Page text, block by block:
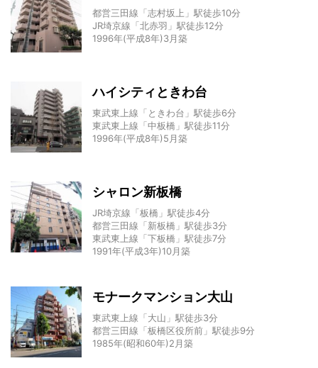
都営三田線「志村坂上」駅徒歩10分
JR埼京線「北赤羽」駅徒歩12分
1996年(平成8年)3月築
ハイシティときわ台
東武東上線「ときわ台」駅徒歩6分
東武東上線「中板橋」駅徒歩11分
1996年(平成8年)5月築
シャロン新板橋
JR埼京線「板橋」駅徒歩4分
都営三田線「新板橋」駅徒歩3分
東武東上線「下板橋」駅徒歩7分
1991年(平成3年)10月築
モナークマンション大山
東武東上線「大山」駅徒歩3分
都営三田線「板橋区役所前」駅徒歩9分
1985年(昭和60年)2月築